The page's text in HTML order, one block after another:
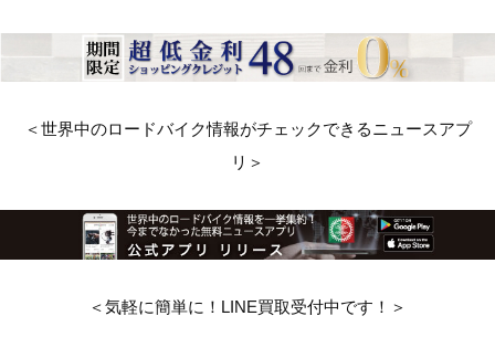
＜世界中のロードバイク情報がチェックできるニュースアプ
リ＞
＜気軽に簡単に！LINE買取受付中です！＞